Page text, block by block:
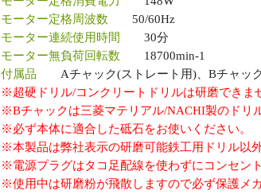
モーター定格周波数 50/60Hz
モーター連続使用時間 30分
モーター無負荷回転数 18700min-1
付属品 Aチャック(ストレート用)、Bチャッ
※超硬ドリル/コンクリートドリルは研磨できま
※Bチャックは三菱マテリアル/NACHI製のドリ
※必ず本体に適合した砥石をお使いください。
※本製品は弊社表示の研磨可能鉄工用ドリル以
※電源プラグはタコ足配線を使わずにコンセン
※使用中は研磨粉が飛散しますので必ず保護メ